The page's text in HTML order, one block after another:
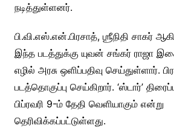
நடித்துள்ளனர்.
பி.வி.எஸ்.என்.பிரசாத், ஶ்ரீநிதி சாகர்
இந்த படத்துக்கு யுவன் சங்கர் ராஜா
எழில் அரசு ஒளிப்பதிவு செய்துள்ளார்.
படத்தொகுப்பு செய்கிறார். ‘ஸ்டார்’
பிப்ரவரி 9-ம் தேதி வெளியாகும் என்று
தெரிவிக்கப்பட்டுள்ளது.